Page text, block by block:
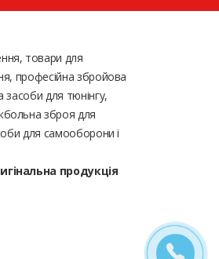
товари для
професійна збройова
засоби для тюнінгу,
зброя для
для самооборони і
продукція